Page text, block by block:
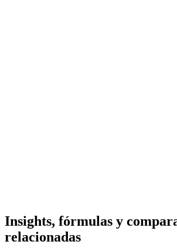
Insights, fórmulas y
relacionadas